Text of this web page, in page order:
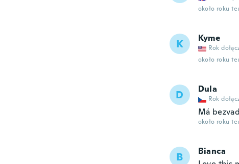
około roku
K Kyme
Rok
około roku
D Dula
Rok
Má
około roku
B
Bianca